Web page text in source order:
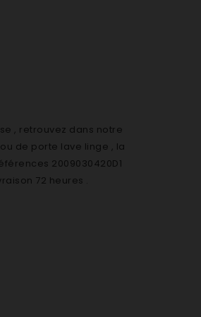
, retrouvez dans notre
de porte lave linge , la
2009030420D1
72 heures .